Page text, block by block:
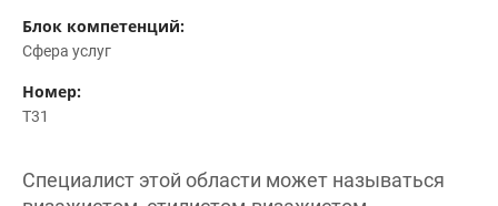
Блок компетенций:
Сфера услуг
Специалист этой области может называться
визажистом, стилистом-визажистом,